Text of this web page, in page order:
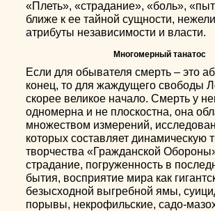
«Плеть», «страдание», «боль»,
ближе к ее тайной сущности,
атрибуты независимости и власти.
Многомерный танатос
Если для обывателя смерть – это
конец, то для жаждущего свободы
скорее великое начало. Смерть у
одномерна и не плоскостна, она
множеством измерений,
которых составляет динамическую
творчества «Гражданской
страдание, погруженность в
бытия, восприятие мира как
безысходной выгребной ямы,
порывы, некрофильские, садо-